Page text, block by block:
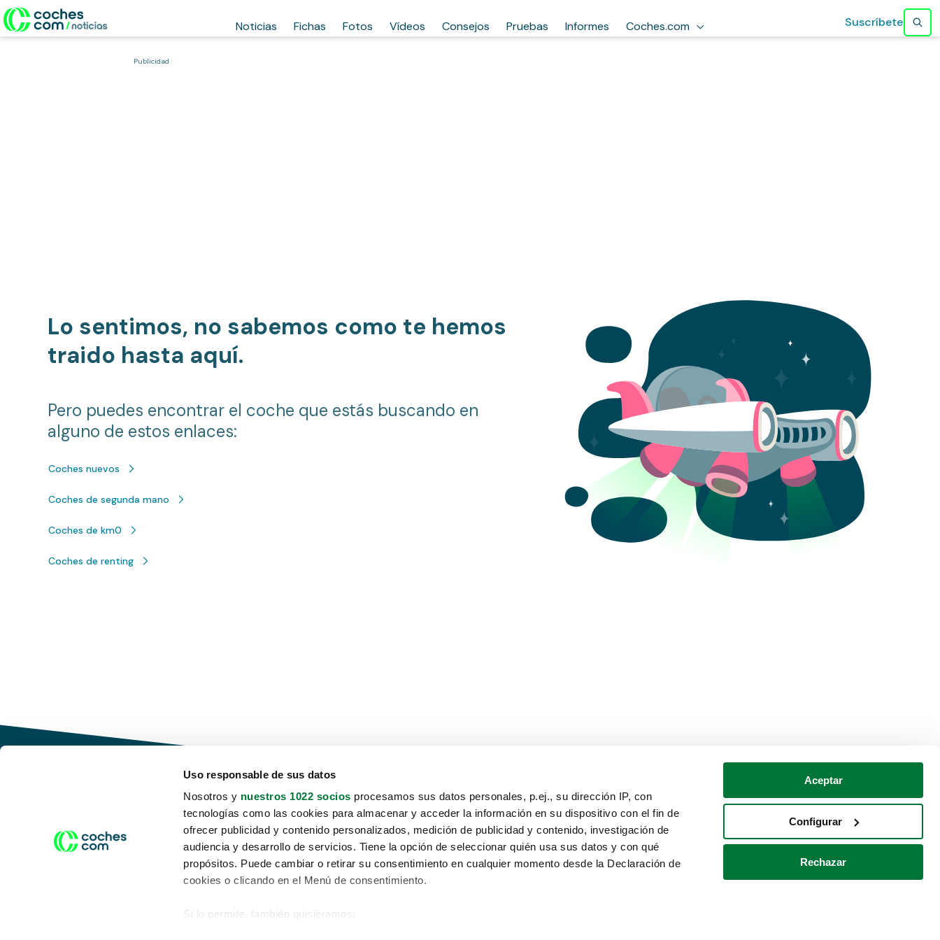
Uso responsable de sus datos
Nosotros y nuestros 1022 socios procesamos sus datos personales, p.ej., su dirección IP, con
tecnologías como las cookies para almacenar y acceder la información en su dispositivo con el fin de
ofrecer publicidad y contenido personalizados, medición de publicidad y contenido, investigación de
audiencia y desarrollo de servicios. Tiene la opción de seleccionar quién usa sus datos y con qué
propósitos. Puede cambiar o retirar su consentimiento en cualquier momento desde la Declaración de
cookies o clicando en el Menú de consentimiento.
Si lo permite, también quisiéramos:
Aceptar
Configurar
Rechazar
Noticias Fichas Fotos Vídeos Consejos Pruebas Informes Coches.com Suscríbete
Publicidad
Lo sentimos, no sabemos como te hemos
traido hasta aquí.
Pero puedes encontrar el coche que estás buscando en
alguno de estos enlaces:
Coches nuevos
Coches de segunda mano
Coches de km0
Coches de renting
Conduce tu futuro,
desata tu movilidad